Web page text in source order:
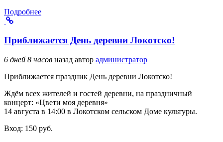
Подробнее
Приближается День деревни Локотско!
6 дней 8 часов назад автор администратор
Приближается праздник День деревни Локотско!
Ждём всех жителей и гостей деревни, на праздничный
концерт: «Цвети моя деревня»
14 августа в 14:00 в Локотском сельском Доме культуры.
Вход: 150 руб.